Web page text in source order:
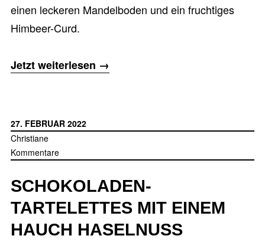
einen leckeren Mandelboden und ein fruchtiges
Himbeer-Curd.
Jetzt weiterlesen „Himbeer-
→
27. FEBRUAR 2022
Christiane
Kommentare
SCHOKOLADEN-
TARTELETTES MIT EINEM
HAUCH HASELNUSS